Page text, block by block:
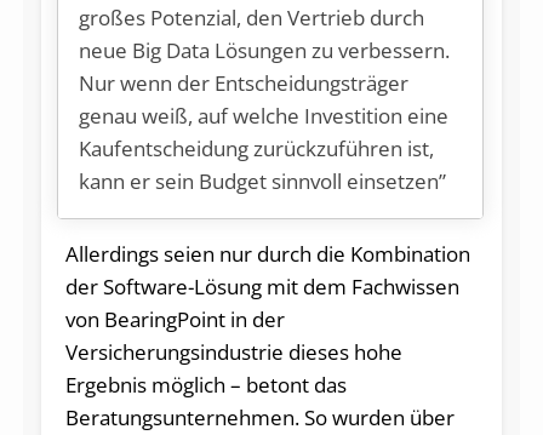
großes Potenzial, den Vertrieb durch
neue Big Data Lösungen zu verbessern.
Nur wenn der Entscheidungsträger
genau weiß, auf welche Investition eine
Kaufentscheidung zurückzuführen ist,
kann er sein Budget sinnvoll einsetzen”
Allerdings seien nur durch die Kombination
der Software-Lösung mit dem Fachwissen
von BearingPoint in der
Versicherungsindustrie dieses hohe
Ergebnis möglich – betont das
Beratungsunternehmen. So wurden über